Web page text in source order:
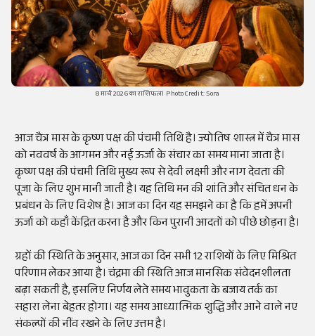
8 मार्च 2026 का राशिफल। Photo Credit: Sora
आज चैत्र मास के कृष्ण पक्ष की पंचमी तिथि है। ज्योतिष शास्त्र में चैत्र मास
को नववर्ष के आगमन और नई ऊर्जा के संचार का समय माना जाता है।
कृष्ण पक्ष की पंचमी तिथि मुख्य रूप से देवी लक्ष्मी और नाग देवता की
पूजा के लिए शुभ मानी जाती है। यह तिथि मन की शांति और संचित धन के
प्रबंधन के लिए विशेष है। आज का दिन यह समझने का है कि हमें अपनी
ऊर्जा को कहाँ केंद्रित करना है और किन पुरानी आदतों को पीछे छोड़ना है।
ग्रहों की स्थिति के अनुसार, आज का दिन सभी 12 राशियों के लिए मिश्रित
परिणाम लेकर आया है। चंद्रमा की स्थिति आज मानसिक संवेदनशीलता
बढ़ा सकती है, इसलिए निर्णय लेते समय भावुकता के बजाय तर्क का
सहारा लेना बेहतर होगा। यह समय आध्यात्मिक शुद्धि और आने वाले नए
संकल्पों की नींव रखने के लिए उत्तम है।